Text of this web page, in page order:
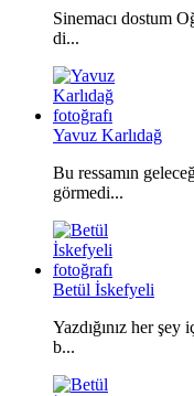
Sinemacı dostum
di...
Yavuz Karlıdağ
Bu ressamın
görmedi...
Betül İskefyeli
Yazdığınız her
b...